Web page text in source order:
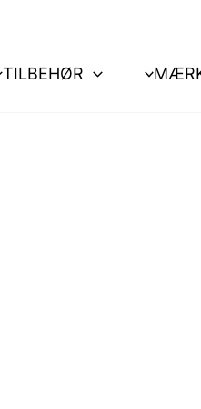
TILBEHØR